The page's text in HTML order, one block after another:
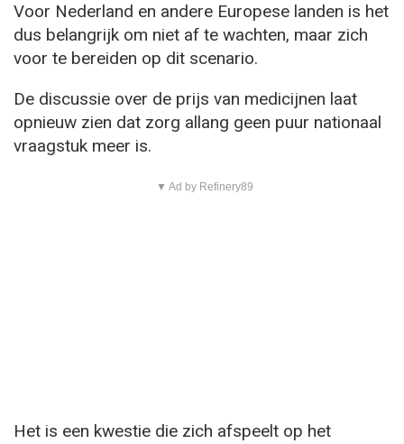
Voor Nederland en andere Europese landen is het
dus belangrijk om niet af te wachten, maar zich
voor te bereiden op dit scenario.
De discussie over de prijs van medicijnen laat
opnieuw zien dat zorg allang geen puur nationaal
vraagstuk meer is.
▼ Ad by Refinery89
Het is een kwestie die zich afspeelt op het